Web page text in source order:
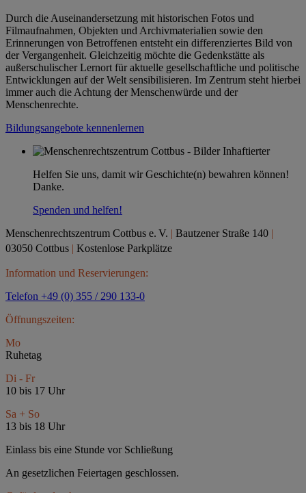
Durch die Auseinandersetzung mit historischen Fotos und
Filmaufnahmen, Objekten und Archivmaterialien sowie den
Erinnerungen von Betroffenen entsteht ein differenziertes Bild von
der Vergangenheit. Gleichzeitig möchte die Gedenkstätte als
außerschulischer Lernort für aktuelle gesellschaftliche und politische
Entwicklungen auf der Welt sensibilisieren. Im Zentrum steht hierbei
immer auch die Achtung der Menschenwürde und der
Menschenrechte.
Bildungsangebote kennenlernen
Helfen Sie uns, damit wir Geschichte(n) bewahren können!
Danke.
Spenden und helfen!
Menschenrechtszentrum Cottbus e. V. | Bautzener Straße 140 |
03050 Cottbus | Kostenlose Parkplätze
Information und Reservierungen:
Telefon +49 (0) 355 / 290 133-0
Öffnungszeiten:
Mo
Ruhetag
Di - Fr
10 bis 17 Uhr
Sa + So
13 bis 18 Uhr
Einlass bis eine Stunde vor Schließung
An gesetzlichen Feiertagen geschlossen.